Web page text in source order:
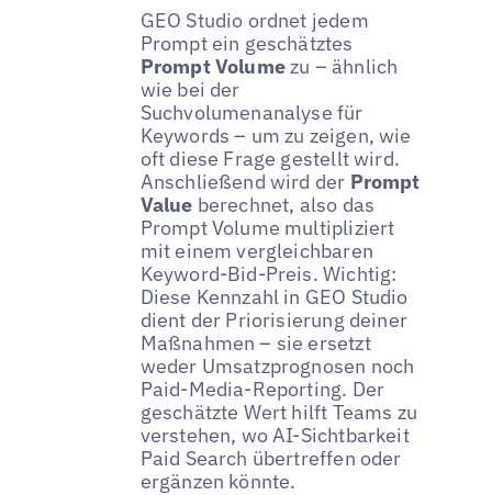
GEO Studio ordnet jedem
Prompt ein geschätztes
Prompt Volumezu – ähnlich
wie bei der
Suchvolumenanalyse für
Keywords – um zu zeigen, wie
oft diese Frage gestellt wird.
Anschließend wird der Prompt
Value berechnet, also das
Prompt Volume multipliziert
mit einem vergleichbaren
Keyword-Bid-Preis. Wichtig:
Diese Kennzahl in GEO Studio
dient der Priorisierung deiner
Maßnahmen – sie ersetzt
weder Umsatzprognosen noch
Paid-Media-Reporting. Der
geschätzte Wert hilft Teams zu
verstehen, wo AI-Sichtbarkeit
Paid Search übertreffen oder
ergänzen könnte.